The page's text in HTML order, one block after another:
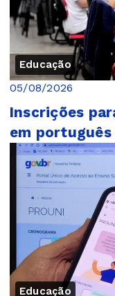
Educação
05/08/2026
Inscrições
em
Educação